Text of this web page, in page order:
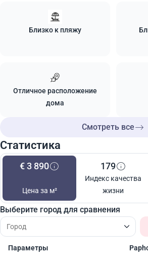
Близко к пляжу
Отличное расположение
дома
Смотреть все
Статистика
€ 3 890
Цена за м²
179
Индекс качества
жизни
Выберите город для сравнения
Параметры